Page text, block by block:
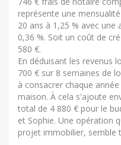
représente une
20 ans à 1,25 % avec
0,36 %. Soit un coût de
580 €.
En déduisant les revenus
700 € sur 8 semaines de
à consacrer chaque
maison. À cela s'ajoute
total de 4 880 € pour le
et Sophie. Une opération
projet immobilier, semble